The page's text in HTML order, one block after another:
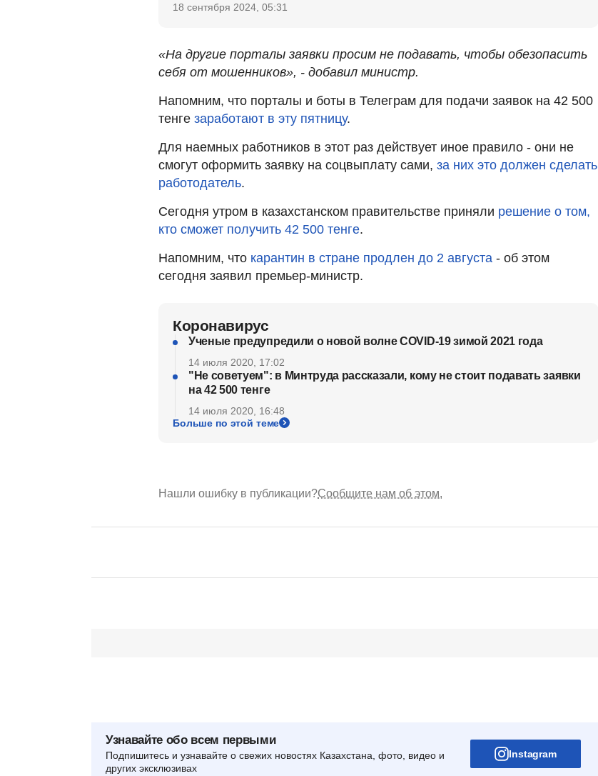
18 сентября 2024, 05:31
«На другие порталы заявки просим не подавать, чтобы обезопасить
себя от мошенников», - добавил министр.
Напомним, что порталы и боты в Телеграм для подачи заявок на 42 500
тенге заработают в эту пятницу.
Для наемных работников в этот раз действует иное правило - они не
смогут оформить заявку на соцвыплату сами, за них это должен сделать
работодатель.
Сегодня утром в казахстанском правительстве приняли решение о том,
кто сможет получить 42 500 тенге.
Напомним, что карантин в стране продлен до 2 августа - об этом
сегодня заявил премьер-министр.
Коронавирус
Ученые предупредили о новой волне COVID-19 зимой 2021 года
14 июля 2020, 17:02
"Не советуем": в Минтруда рассказали, кому не стоит подавать заявки
на 42 500 тенге
14 июля 2020, 16:48
Больше по этой теме
Нашли ошибку в публикации?Сообщите нам об этом.
Узнавайте обо всем первыми
Подпишитесь и узнавайте о свежих новостях Казахстана, фото, видео и
других эксклюзивах
Instagram